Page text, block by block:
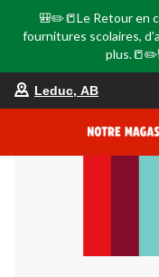
🎒✏️📒Le Retour en
fournitures scolaires,
Leduc, AB